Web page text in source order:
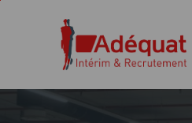
navigation